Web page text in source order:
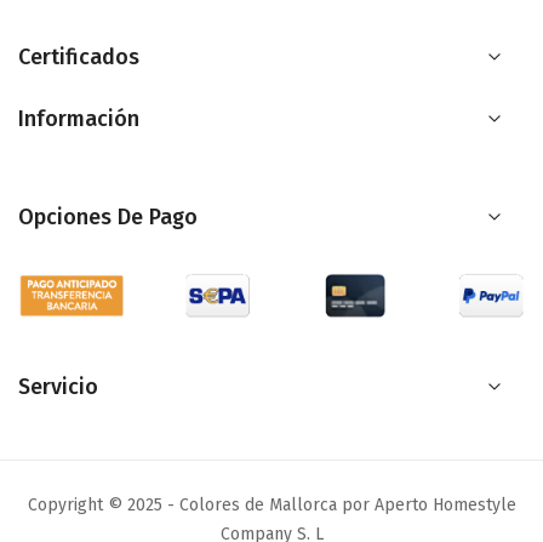
boletín
noticias:
Certificados
Información
Opciones De Pago
Servicio
Copyright © 2025 - Colores de Mallorca por Aperto Homestyle
Company S. L